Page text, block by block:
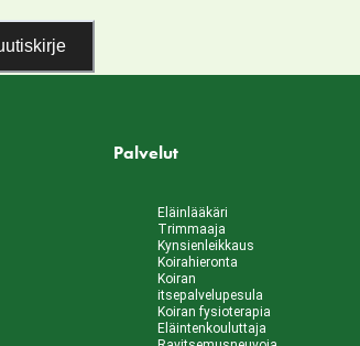
Palvelut
Eläinlääkäri
Trimmaaja
Kynsienleikkaus
Koirahieronta
Koiran
itsepalvelupesula
Koiran fysioterapia
Eläintenkouluttaja